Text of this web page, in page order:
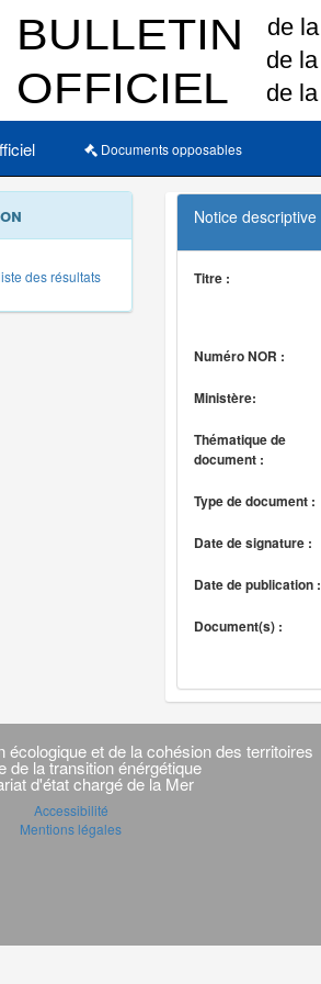
Documents opposables
des résultats
Notice descriptive
Titre :
Numéro NOR :
Ministère:
Thématique de
document :
Type de document :
Date de signature :
Date de publication :
Document(s) :
écologique et de la cohésion des territoires
de la transition énérgétique
d'état chargé de la Mer
Accessibilité
Mentions légales